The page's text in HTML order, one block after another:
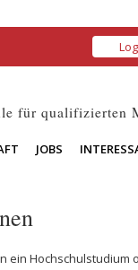
für qualifizierten
JOBS
ein